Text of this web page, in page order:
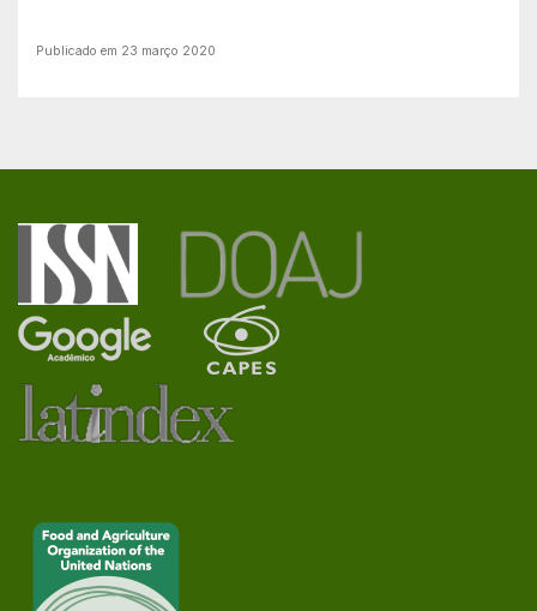
Publicado em 23 março 2020